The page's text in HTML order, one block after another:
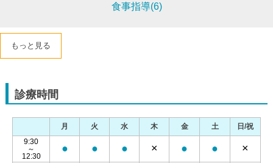
食事指導(6)
もっと見る
診療時間
月 火 水 木 金 土
日/祝
9:30
～
12:30
● ● ● × ● ● ×